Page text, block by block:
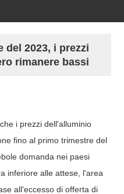
del 2023, i prezzi
rimanere bassi
i prezzi dell'alluminio
fino al primo trimestre del
domanda nei paesi
inferiore alle attese, l'area
all'eccesso di offerta di